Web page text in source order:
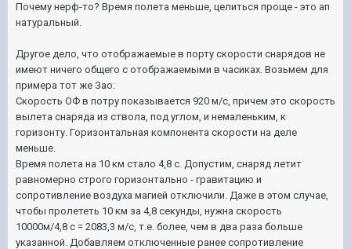
Почему нерф-то? Время полета меньше, целиться проще - это ап
натуральный.
Другое дело, что отображаемые в порту скорости снарядов не
имеют ничего общего с отображаемыми в часиках. Возьмем для
примера тот же Зао:
Скорость ОФ в потру показывается 920 м/с, причем это скорость
вылета снаряда из ствола, под углом, и немаленьким, к
горизонту. Горизонтальная компонента скорости на деле
меньше.
Время полета на 10 км стало 4,8 с. Допустим, снаряд летит
равномерно строго горизонтально - гравитацию и
сопротивление воздуха магией отключили. Даже в этом случае,
чтобы пролететь 10 км за 4,8 секунды, нужна скорость
10000м/4,8 с = 2083,3 м/с, т.е. более, чем в два раза больше
указанной. Добавляем отключенные ранее сопротивление